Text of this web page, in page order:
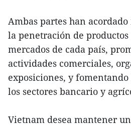
Ambas partes han
la penetración de
mercados de cada país,
actividades comerciales,
exposiciones, y
los sectores bancario y
Vietnam desea mantener